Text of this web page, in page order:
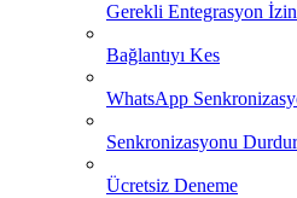
Gerekli Entegrasyon
Bağlantıyı Kes
WhatsApp
Senkronizasyonu Durdur
Ücretsiz Deneme